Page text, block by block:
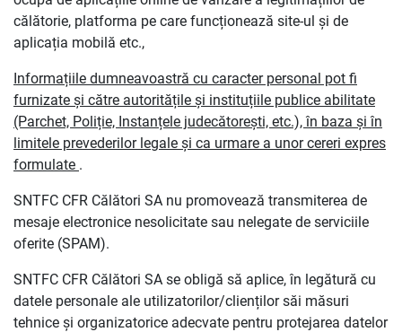
călătorie, platforma pe care funcționează site-ul și de
aplicația mobilă etc.,
Informațiile dumneavoastră cu caracter personal pot fi
furnizate și către autoritățile și instituțiile publice abilitate
(Parchet, Poliție, Instanțele judecătorești, etc.), în baza și în
limitele prevederilor legale și ca urmare a unor cereri expres
formulate .
SNTFC CFR Călători SA nu promovează transmiterea de
mesaje electronice nesolicitate sau nelegate de serviciile
oferite (SPAM).
SNTFC CFR Călători SA se obligă să aplice, în legătură cu
datele personale ale utilizatorilor/clienților săi măsuri
tehnice și organizatorice adecvate pentru protejarea datelor